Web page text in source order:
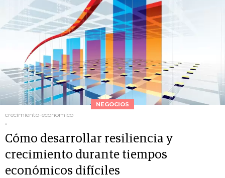
NEGOCIOS
crecimiento-economico
.
Cómo desarrollar resiliencia y
crecimiento durante tiempos
económicos difíciles